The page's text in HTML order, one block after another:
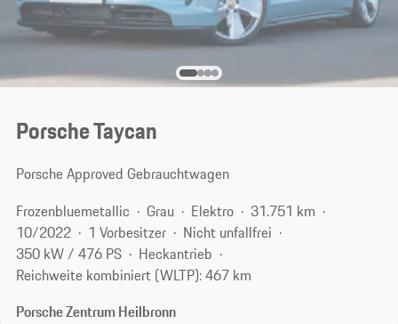
Porsche Taycan
Porsche Approved Gebrauchtwagen
Frozenbluemetallic
Grau Elektro
31.751 km
10/2022
1 Vorbesitzer
Nicht unfallfrei
350 kW / 476 PS
Heckantrieb
Reichweite kombiniert (WLTP): 467 km
Porsche Zentrum Heilbronn